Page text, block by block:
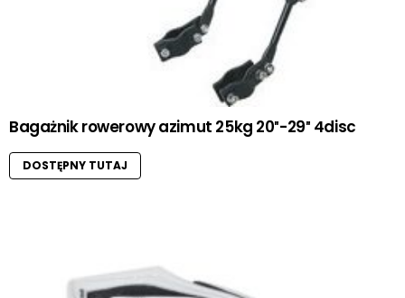
Bagażnik rowerowy azimut 25kg 20″-29″ 4disc
DOSTĘPNY TUTAJ